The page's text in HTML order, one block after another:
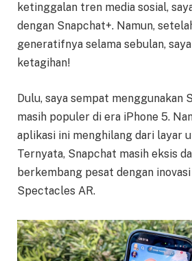
ketinggalan tren media sosial,
dengan Snapchat+. Namun,
generatifnya selama sebulan,
ketagihan!
Dulu, saya sempat menggunakan
masih populer di era iPhone 5.
aplikasi ini menghilang dari layar
Ternyata, Snapchat masih eksis
berkembang pesat dengan
Spectacles AR.